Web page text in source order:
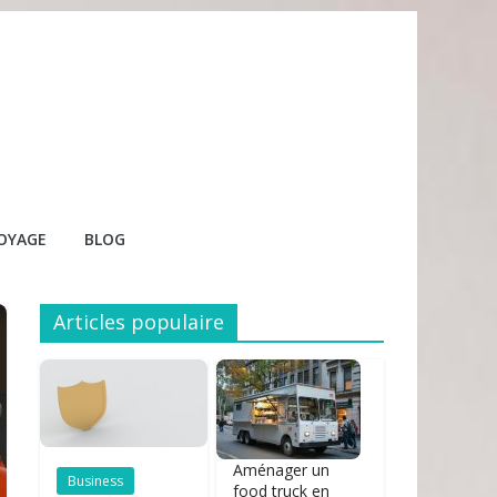
BLOG
Articles populaire
Business
Aménager un
food truck en